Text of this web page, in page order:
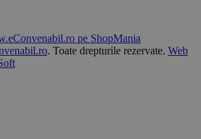
. Toate drepturile rezervate. Web